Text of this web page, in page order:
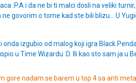
:P.A i da ne bi ti malci dosli na veliki
govorim o tome kad ste bili blizu… U
izgubio od malog koji igra Black
u Time Wizardu :D. Ili kao sto sam ja
gore nadam se barem u top 4 sa anti